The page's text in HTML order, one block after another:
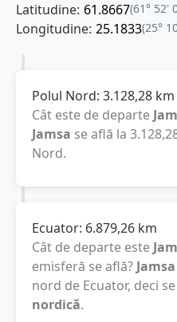
Latitudine: 61.8667(61° 52'
Longitudine: 25.1833(25°
Polul Nord: 3.128,28 km
Cât este de departe
Jamsa se află la
Nord.
Ecuator: 6.879,26 km
Cât de departe este
emisferă se află? Jamsa
nord de Ecuator, deci
nordică.